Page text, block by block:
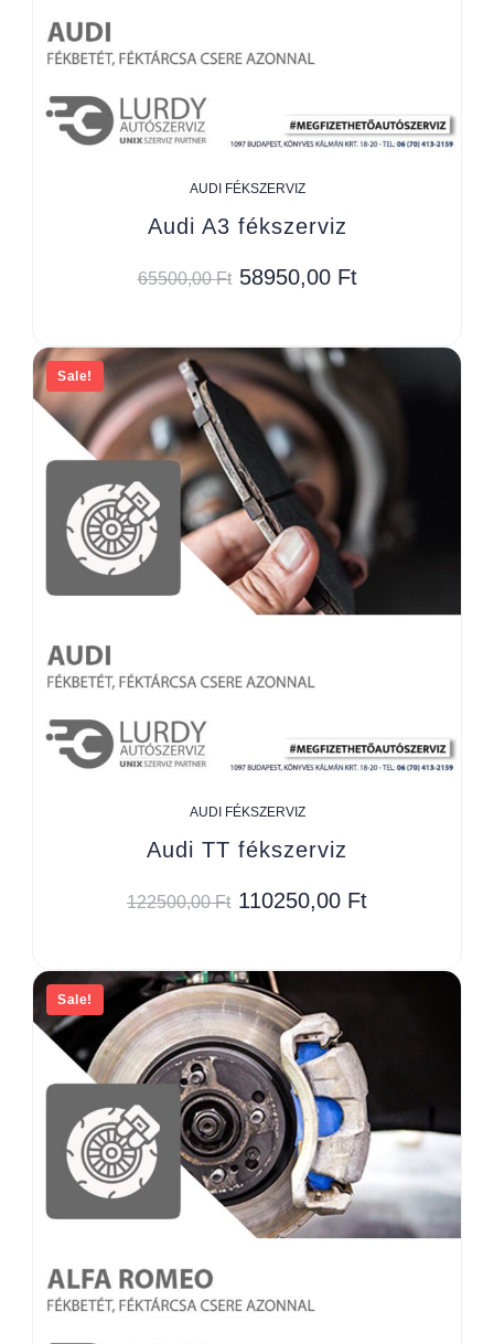
AUDI FÉKSZERVIZ
Audi A3 fékszerviz
65500,00Ft 58950,00 Ft
Sale!
AUDI FÉKSZERVIZ
Audi TT fékszerviz
122500,00Ft 110250,00 Ft
Sale!